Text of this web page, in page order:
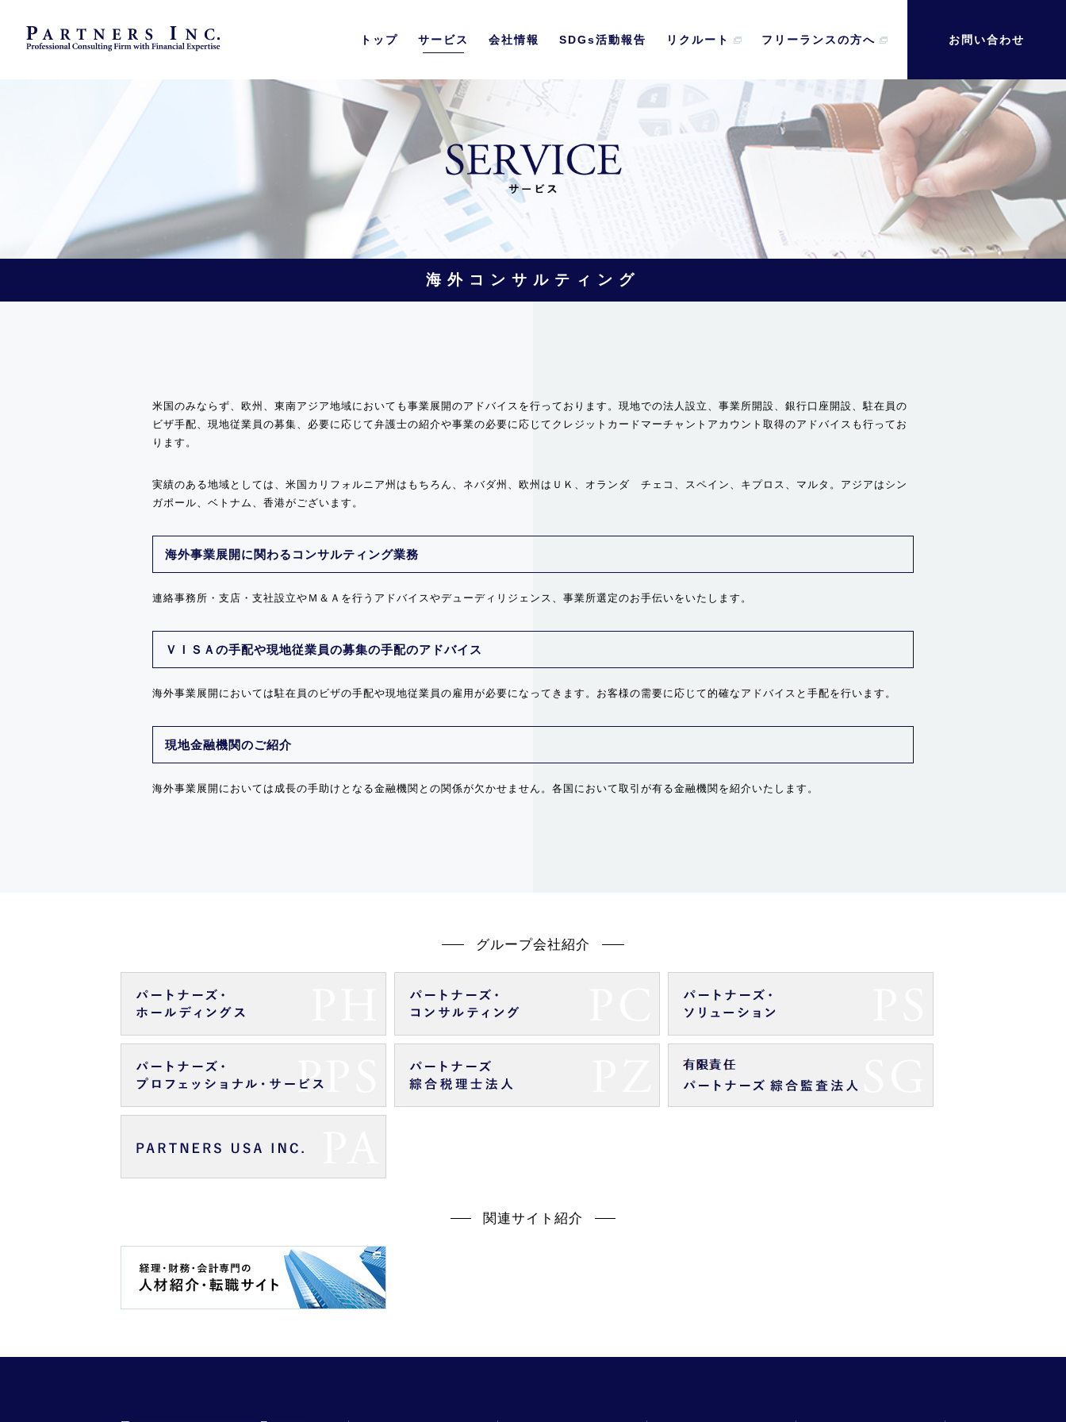
お問い合わせ
トップ サービス 会社情報 SDGs活動報告 リクルート フリーランスの方へ
海外コンサルティング
米国のみならず、欧州、東南アジア地域においても事業展開のアドバイスを行っております。現地での法人設立、事業所開設、銀行口座開設、駐在員の
ビザ手配、現地従業員の募集、必要に応じて弁護士の紹介や事業の必要に応じてクレジットカードマーチャントアカウント取得のアドバイスも行ってお
ります。
実績のある地域としては、米国カリフォルニア州はもちろん、ネバダ州、欧州はＵＫ、オランダ チェコ、スペイン、キプロス、マルタ。アジアはシン
ガポール、ベトナム、香港がございます。
海外事業展開に関わるコンサルティング業務
連絡事務所・支店・支社設立やＭ＆Ａを行うアドバイスやデューディリジェンス、事業所選定のお手伝いをいたします。
ＶＩＳＡの手配や現地従業員の募集の手配のアドバイス
海外事業展開においては駐在員のビザの手配や現地従業員の雇用が必要になってきます。お客様の需要に応じて的確なアドバイスと手配を行います。
現地金融機関のご紹介
海外事業展開においては成長の手助けとなる金融機関との関係が欠かせません。各国において取引が有る金融機関を紹介いたします。
グループ会社紹介
関連サイト紹介